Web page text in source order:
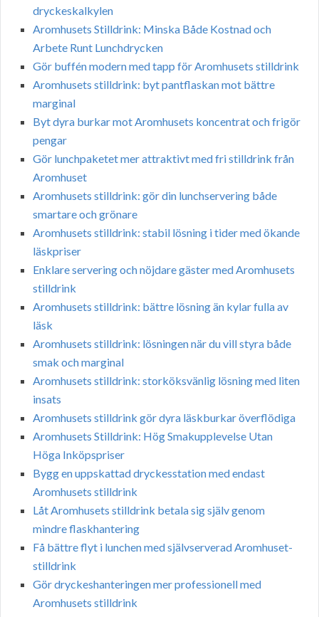
dryckeskalkylen
Aromhusets Stilldrink: Minska Både Kostnad och
Arbete Runt Lunchdrycken
Gör buffén modern med tapp för Aromhusets stilldrink
Aromhusets stilldrink: byt pantflaskan mot bättre
marginal
Byt dyra burkar mot Aromhusets koncentrat och frigör
pengar
Gör lunchpaketet mer attraktivt med fri stilldrink från
Aromhuset
Aromhusets stilldrink: gör din lunchservering både
smartare och grönare
Aromhusets stilldrink: stabil lösning i tider med ökande
läskpriser
Enklare servering och nöjdare gäster med Aromhusets
stilldrink
Aromhusets stilldrink: bättre lösning än kylar fulla av
läsk
Aromhusets stilldrink: lösningen när du vill styra både
smak och marginal
Aromhusets stilldrink: storköksvänlig lösning med liten
insats
Aromhusets stilldrink gör dyra läskburkar överflödiga
Aromhusets Stilldrink: Hög Smakupplevelse Utan
Höga Inköpspriser
Bygg en uppskattad dryckesstation med endast
Aromhusets stilldrink
Låt Aromhusets stilldrink betala sig själv genom
mindre flaskhantering
Få bättre flyt i lunchen med självserverad Aromhuset-
stilldrink
Gör dryckeshanteringen mer professionell med
Aromhusets stilldrink